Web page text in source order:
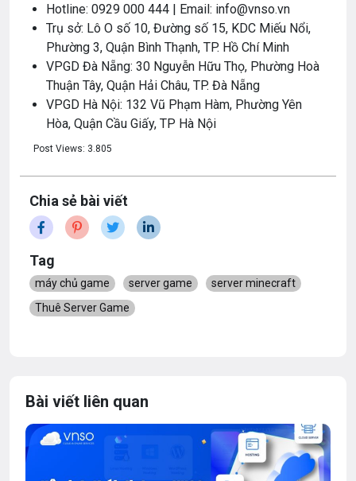
Hotline: 0929 000 444 | Email: info@vnso.vn
Trụ sở: Lô O số 10, Đường số 15, KDC Miếu Nổi,
Phường 3, Quận Bình Thạnh, TP. Hồ Chí Minh
VPGD Đà Nẵng: 30 Nguyễn Hữu Thọ, Phường Hoà
Thuận Tây, Quận Hải Châu, TP. Đà Nẵng
VPGD Hà Nội: 132 Vũ Phạm Hàm, Phường Yên
Hòa, Quận Cầu Giấy, TP Hà Nội
Post Views: 3.805
Chia sẻ bài viết
Tag
máy chủ game server game
server minecraft
Thuê Server Game
Bài viết liên quan